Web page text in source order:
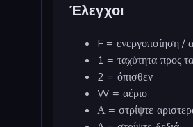
Έλεγχοι
F = ενεργοποίηση /
1 = ταχύτητα προς
2 = όπισθεν
W = αέριο
Α = στρίψτε